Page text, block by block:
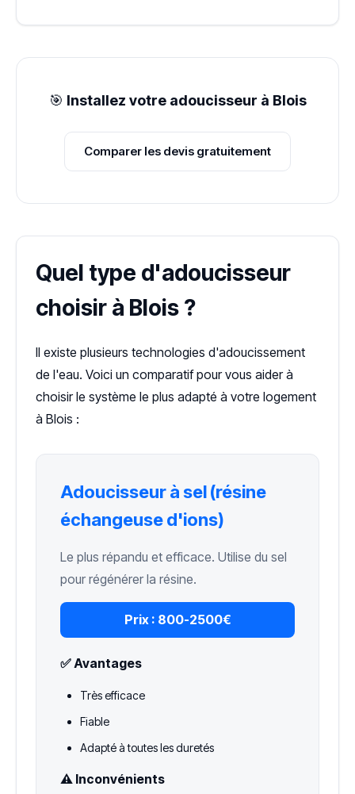
🎯 Installez votre adoucisseur à Blois
Comparer les devis gratuitement
Quel type d'adoucisseur
choisir à Blois ?
Il existe plusieurs technologies d'adoucissement
de l'eau. Voici un comparatif pour vous aider à
choisir le système le plus adapté à votre logement
à Blois :
Adoucisseur à sel (résine
échangeuse d'ions)
Le plus répandu et efficace. Utilise du sel
pour régénérer la résine.
Prix : 800-2500€
✅ Avantages
Très efficace
Fiable
Adapté à toutes les duretés
⚠️ Inconvénients